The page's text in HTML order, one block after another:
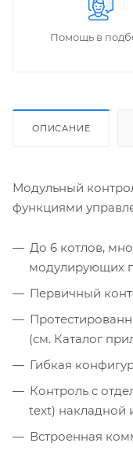
Помощь в
ОПИСАНИЕ
Модульный
функциями
До 6 котлов,
модулирующих
Первичный
(см. Каталог
Гибкая
Контроль с
text) накладной
Встроенная